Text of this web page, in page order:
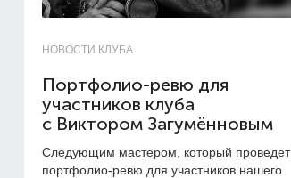
НОВОСТИ КЛУБА
Портфолио-ревю для
участников клуба
c Виктором Загумённовым
Следующим мастером, который проведет
портфолио-ревю для участников нашего